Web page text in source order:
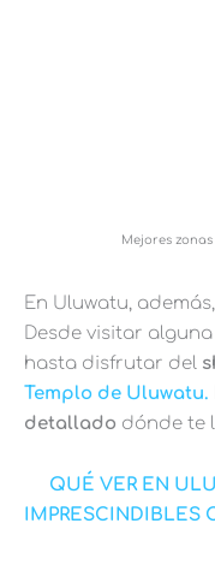
Mejores
En Uluwatu,
Desde visitar
hasta disfrutar del
Templo de Uluwatu.
detallado dónde te
QUÉ VER EN
IMPRESCINDIBLES